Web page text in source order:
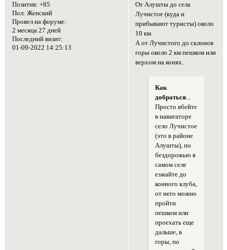
Позитив: +85
Пол: Женский
Провел на форуме:
2 месяца 27 дней
Последний визит:
01-09-2022 14:25:13
От Алушты до села
Лучистое (куда и
прибывают туристы) около
10 км.
А от Лучистого до склонов
горы около 2 км пешком или
верхом на конях.
Как
добраться...
Просто вбейте
в навигаторе
село Лучистое
(это в районе
Алушты), по
бездорожью в
самом селе
езжайте до
конного клуба,
от него можно
пройти
пешком или
проехать еще
дальше, в
горы, по